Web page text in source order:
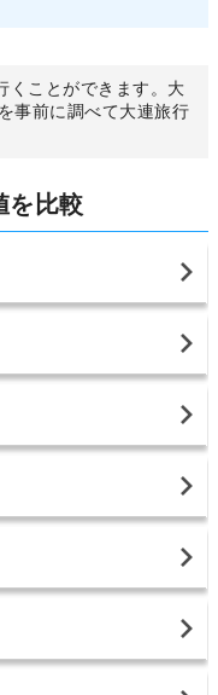
くことができます。大
事前に調べて大連旅行
を比較